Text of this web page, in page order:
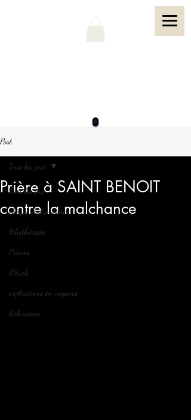
Post
Tous les post
chèque d'abondance
lithothérapie
Prières
Rituels
explications en voyance
Relaxation
Tous les post
Prière à SAINT BENOIT
contre la malchance